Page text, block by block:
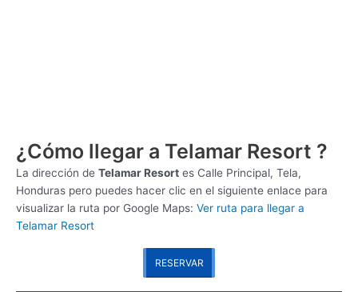
¿Cómo llegar a Telamar Resort ?
La dirección de Telamar Resort es Calle Principal, Tela,
Honduras pero puedes hacer clic en el siguiente enlace para
visualizar la ruta por Google Maps: Ver ruta para llegar a
Telamar Resort
RESERVAR